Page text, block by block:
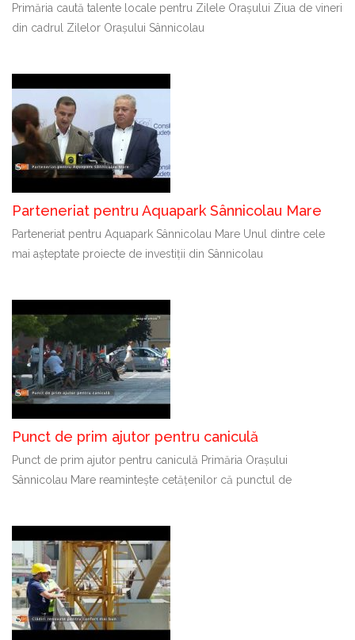
Primăria caută talente locale pentru Zilele Orașului Ziua de vineri
din cadrul Zilelor Orașului Sânnicolau
Parteneriat pentru Aquapark Sânnicolau Mare
Parteneriat pentru Aquapark Sânnicolau Mare Unul dintre cele
mai așteptate proiecte de investiții din Sânnicolau
Punct de prim ajutor pentru caniculă
Punct de prim ajutor pentru caniculă Primăria Orașului
Sânnicolau Mare reamintește cetățenilor că punctul de